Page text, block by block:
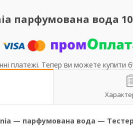
парфумована вода
платежі. Тепер ви можете
— парфумована вода —